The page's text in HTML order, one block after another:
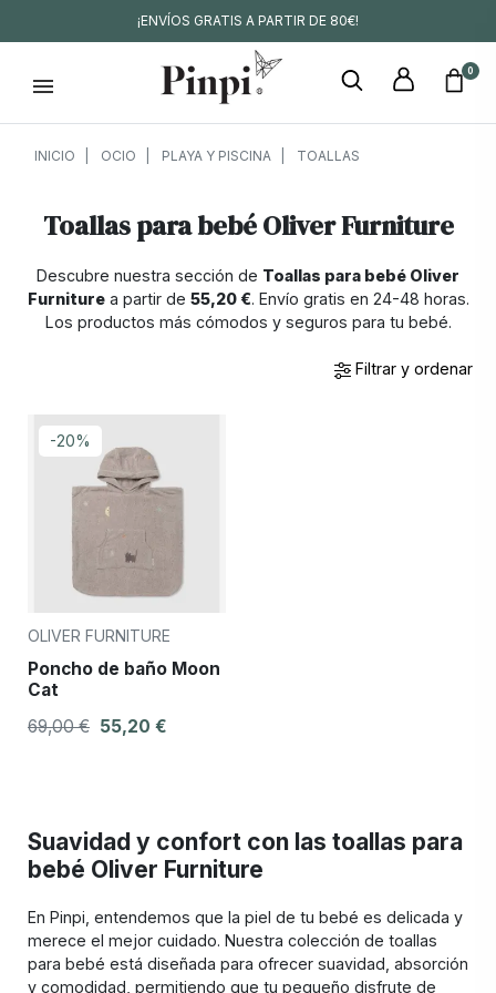
¡ENVÍOS GRATIS A PARTIR DE 80€!
0
INICIO OCIO PLAYA Y PISCINA TOALLAS
Toallas para bebé Oliver Furniture
Descubre nuestra sección de Toallas para bebé Oliver
Furniturea partir de 55,20 €. Envío gratis en 24-48 horas.
Los productos más cómodos y seguros para tu bebé.
Filtrar y ordenar
-20%
OLIVER FURNITURE
Poncho de baño Moon
Cat
69,00 € 55,20 €
Suavidad y confort con las toallas para
bebé Oliver Furniture
En Pinpi, entendemos que la piel de tu bebé es delicada y
merece el mejor cuidado. Nuestra colección de toallas
para bebé está diseñada para ofrecer suavidad, absorción
y comodidad, permitiendo que tu pequeño disfrute de